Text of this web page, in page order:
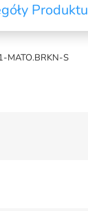
Produktu
S